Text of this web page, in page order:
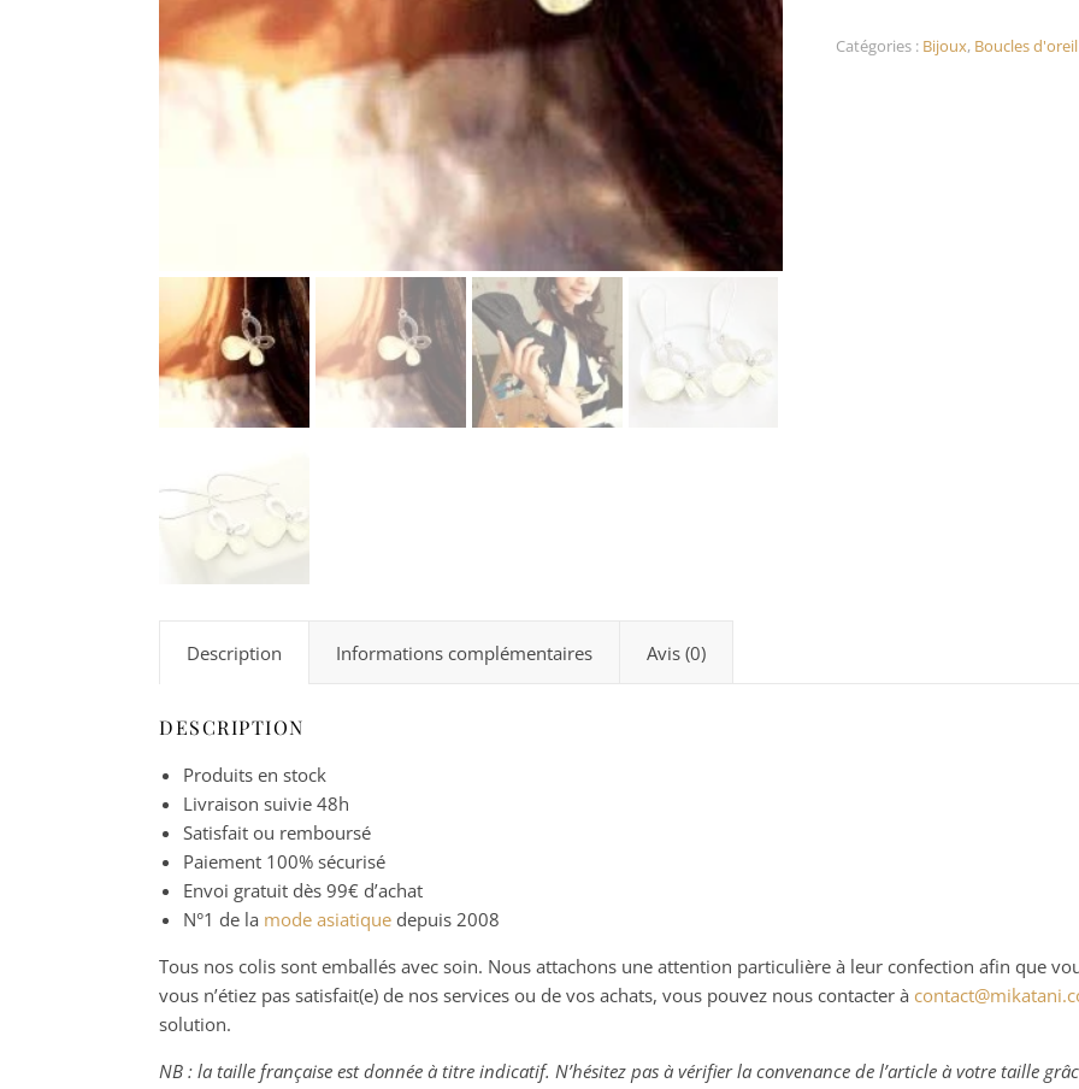
Catégories : Bijoux, Boucles
Description Informations complémentaires Avis (0)
DESCRIPTION
Produits en stock
Livraison suivie 48h
Satisfait ou remboursé
Paiement 100% sécurisé
Envoi gratuit dès 99€ d’achat
N°1 de la mode asiatique depuis 2008
Tous nos colis sont emballés avec soin. Nous attachons une attention particulière à leur confection afin que
vous n’étiez pas satisfait(e) de nos services ou de vos achats, vous pouvez nous contacter à
solution.
NB : la taille française est donnée à titre indicatif. N’hésitez pas à vérifier la convenance de l’article à votre taille